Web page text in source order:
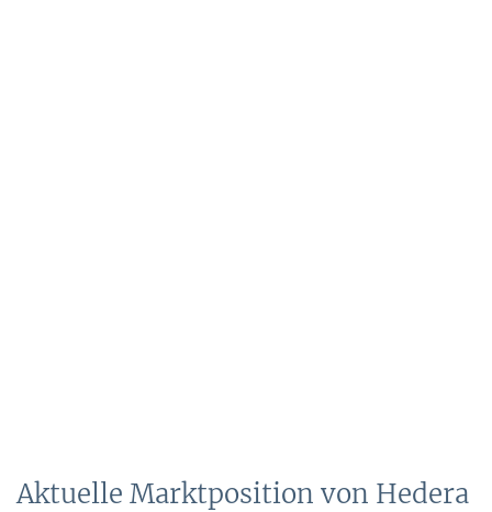
Aktuelle Marktposition von Hedera